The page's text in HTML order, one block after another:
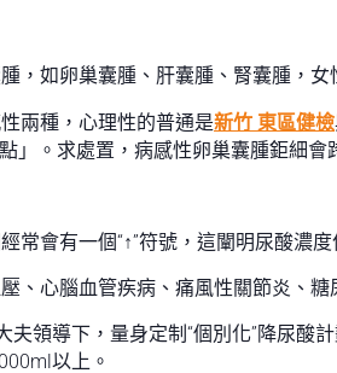
，如卵巢囊腫、肝囊腫、腎囊腫，女
兩種，心理性的普通是新竹 東區健檢
」。求處置，病感性卵巢囊腫鉅細
常會有一個“↑”符號，這闡明尿酸濃
、心腦血管疾病、痛風性關節炎、糖
夫領導下，量身定制“個別化”降尿
以上。